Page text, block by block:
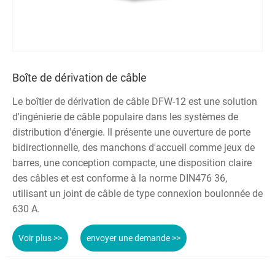
Boîte de dérivation de câble
Le boîtier de dérivation de câble DFW-12 est une solution
d'ingénierie de câble populaire dans les systèmes de
distribution d'énergie. Il présente une ouverture de porte
bidirectionnelle, des manchons d'accueil comme jeux de
barres, une conception compacte, une disposition claire
des câbles et est conforme à la norme DIN476 36,
utilisant un joint de câble de type connexion boulonnée de
630 A.
Voir plus >> envoyer une demande >>